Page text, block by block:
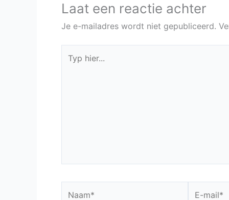
Laat een reactie achter
Je e-mailadres wordt niet gepubliceerd.
hier...